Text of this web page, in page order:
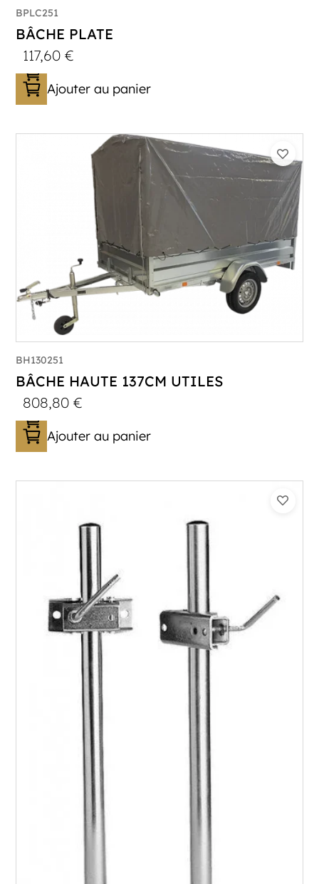
BPLC251
BÂCHE PLATE
117,60€
Ajouter au panier
BH130251
BÂCHE HAUTE 137CM UTILES
808,80€
Ajouter au panier